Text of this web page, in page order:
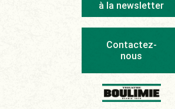
à la newsletter
Contactez-
nous